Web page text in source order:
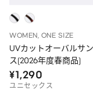
WOMEN, ONE SIZE
UVカットオーバルサ
ス(2026年度春商品)
¥1,290
ユニセックス